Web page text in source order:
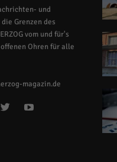
und
Grenzen des
vom und für's
Ohren für alle
magazin.de